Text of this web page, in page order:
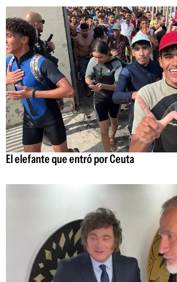
El elefante que entró por Ceuta